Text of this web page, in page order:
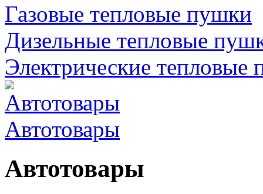
Газовые тепловые пушки
Дизельные тепловые
Электрические тепловые
Автотовары
Автотовары